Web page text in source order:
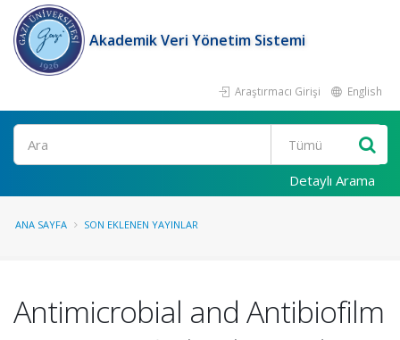
Akademik Veri Yönetim Sistemi
Araştırmacı Girişi English
Ara
Detaylı Arama
ANA SAYFA SON EKLENEN YAYINLAR
Antimicrobial and Antibiofilm